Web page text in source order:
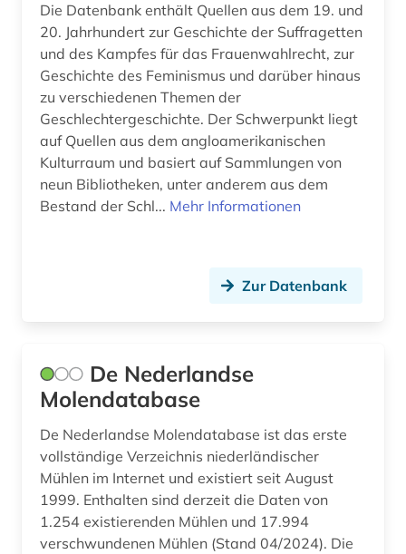
betriebswirtschaft (3)
bewässerung (1)
bibel (3)
bibelausgabe (1)
bibliografie (4)
bibliographie (4)
biblische motive (1)
biblische stoffe (1)
bild (15)
bild motiv (1)
bildarchiv (8)
Die Datenbank enthält Quellen aus dem 19. und
20. Jahrhundert zur Geschichte der Suffragetten
und des Kampfes für das Frauenwahlrecht, zur
Geschichte des Feminismus und darüber hinaus
zu verschiedenen Themen der
Geschlechtergeschichte. Der Schwerpunkt liegt
auf Quellen aus dem angloamerikanischen
Kulturraum und basiert auf Sammlungen von
neun Bibliotheken, unter anderem aus dem
Bestand der Schl... Mehr Informationen
Zur Datenbank
De Nederlandse
Molendatabase
De Nederlandse Molendatabase ist das erste
vollständige Verzeichnis niederländischer
Mühlen im Internet und existiert seit August
1999. Enthalten sind derzeit die Daten von
1.254 existierenden Mühlen und 17.994
verschwundenen Mühlen (Stand 04/2024). Die